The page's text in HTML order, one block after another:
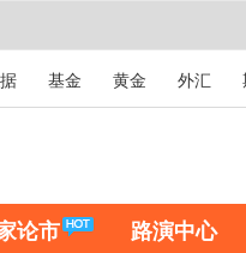
基金 黄金 外汇
论市 路演中心